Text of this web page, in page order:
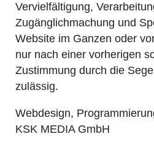
Vervielfältigung,
Zugänglichmachung und
Website im Ganzen oder
nur nach einer vorherigen
Zustimmung durch die
zulässig.
Webdesign,
KSK MEDIA GmbH